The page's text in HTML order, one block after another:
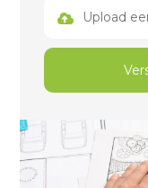
Upload